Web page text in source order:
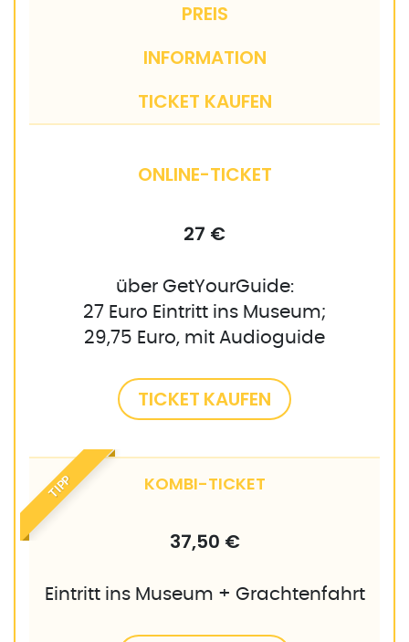
PREIS
INFORMATION
TICKET KAUFEN
ONLINE-TICKET
27 €
über GetYourGuide:
27 Euro Eintritt ins Museum;
29,75 Euro, mit Audioguide
TICKET KAUFEN
TIPP KOMBI-TICKET
37,50 €
Eintritt ins Museum + Grachtenfahrt